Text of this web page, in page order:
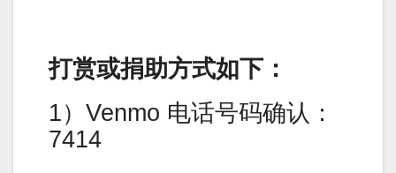
打赏或捐助方式如下：
1）Venmo 电话号码确认：
7414